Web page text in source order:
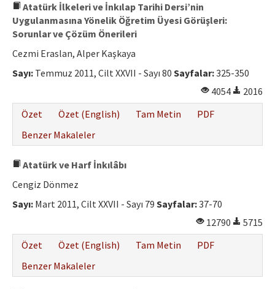
Atatürk İlkeleri ve İnkılap Tarihi Dersi’nin
Uygulanmasına Yönelik Öğretim Üyesi Görüşleri:
Sorunlar ve Çözüm Önerileri
Cezmi Eraslan, Alper Kaşkaya
Sayı: Temmuz 2011, Cilt XXVII - Sayı 80 Sayfalar:325-350
4054
2016
Özet
Özet (English) Tam Metin
PDF
Benzer Makaleler
Atatürk ve Harf İnkılâbı
Cengiz Dönmez
Sayı: Mart 2011, Cilt XXVII - Sayı 79 Sayfalar:37-70
12790
5715
Özet
Özet (English) Tam Metin
PDF
Benzer Makaleler